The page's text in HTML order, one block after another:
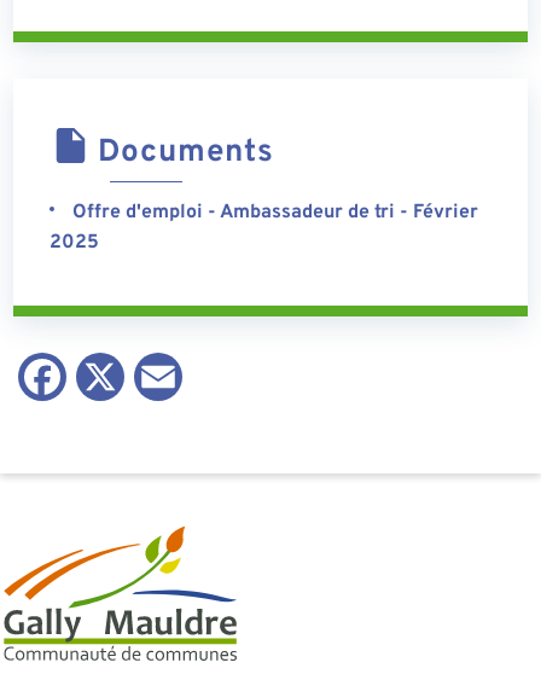
Documents
Offre d'emploi - Ambassadeur de tri - Février
2025
Facebook
X